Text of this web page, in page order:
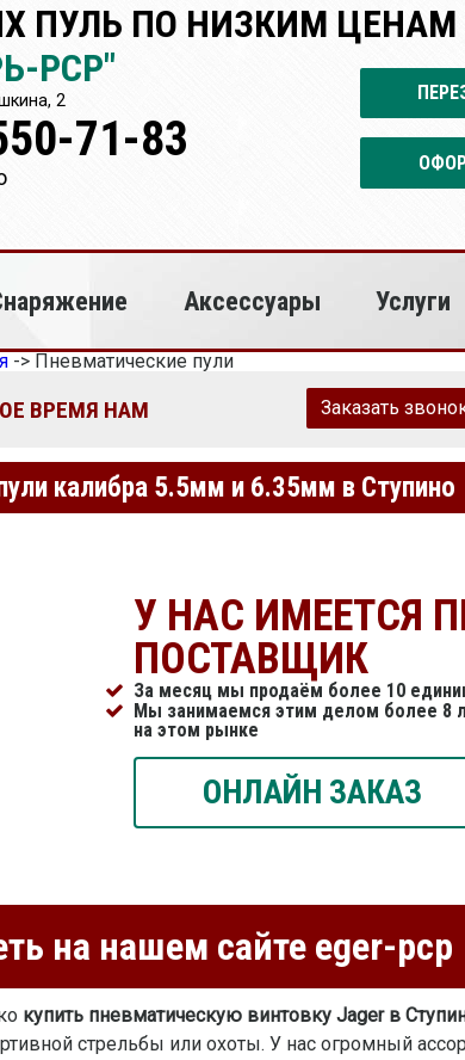
ПУЛЬ ПО НИЗКИМ ЦЕНАМ
РСР"
2
71-83
Аксессуары Услуги
-> Пневматические пули
ВРЕМЯ НАМ Заказать
калибра 5.5мм и 6.35мм в Ступино
У НАС ИМЕЕТСЯ
ПОСТАВЩИК
За месяц мы продаём более 10
Мы занимаемся этим делом более 8
на этом рынке
ОНЛАЙН ЗАКАЗ
на нашем сайте eger-pcp
купить пневматическую винтовку Jager в
стрельбы или охоты. У нас огромный